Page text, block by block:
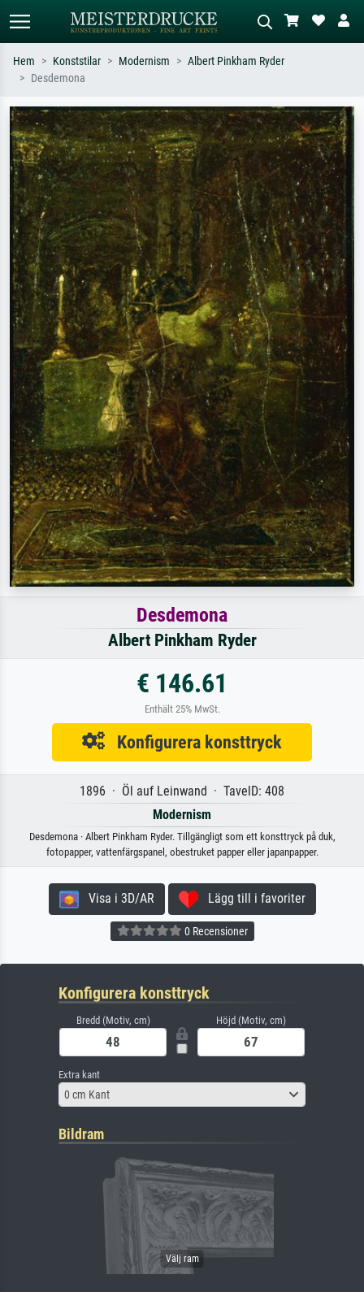
Sök efter konstnär, titel eller stil –
t.ex. Monet, Stjärnenatt,
impressionism, Hokusai-våg, naken.
Beskriv scenen – t.ex. grön äng,
abstrakt med mycket rött, mörk
oljemålning, stående naken bredvid ett
träd.
Hem Konststilar Modernism
Albert Pinkham Ryder
Desdemona
Desdemona
Albert Pinkham Ryder
€ 146.61
Enthält 25% MwSt.
Konfigurera konsttryck
1896 · Öl auf Leinwand · TavelD: 408
Modernism
Desdemona · Albert Pinkham Ryder. Tillgängligt som ett konsttryck på duk,
fotopapper, vattenfärgspanel, obestruket papper eller japanpapper.
Visa i 3D/AR Lägg till i favoriter
0 Recensioner
Konfigurera konsttryck
Bredd (Motiv, cm) Höjd (Motiv, cm)
Extra kant
0 cm Kant
Bildram